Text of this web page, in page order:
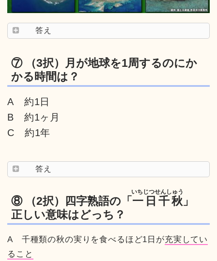
答え
⑦ （3択）月が地球を1周するのにか
かる時間は？
A 約1日
B 約1ヶ月
C 約1年
答え
⑧ （2択）四字熟語の「一日千秋
いちじつせんしゅう
」
正しい意味はどっち？
A 千種類の秋の実りを食べるほど1日が充実してい
ること